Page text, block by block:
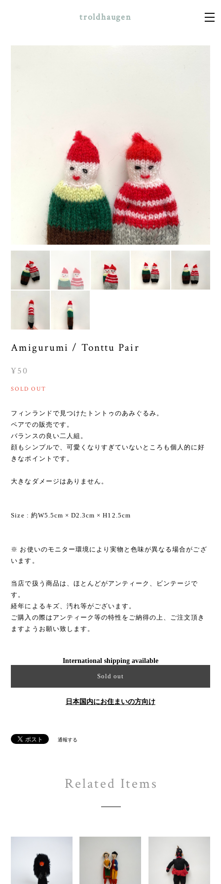
troldhaugen
Amigurumi / Tonttu Pair
¥50
SOLD OUT
フィンランドで見つけたトントゥのあみぐるみ。
ペアでの販売です。
バランスの良い二人組。
顔もシンプルで、可愛くなりすぎていないところも個人的に好
きなポイントです。
大きなダメージはありません。
Size : 約W5.5cm × D2.3cm × H12.5cm
※ お使いのモニター環境により実物と色味が異なる場合がござ
います。
当店で扱う商品は、ほとんどがアンティーク、ビンテージで
す。
経年によるキズ、汚れ等がございます。
ご購入の際はアンティーク等の特性をご納得の上、ご注文頂き
ますようお願い致します。
International shipping available
Sold out
日本国内にお住まいの方向け
通報する
Related Items